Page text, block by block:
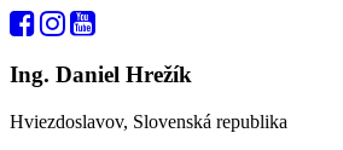
Ing. Daniel Hrežík
Hviezdoslavov, Slovenská republika